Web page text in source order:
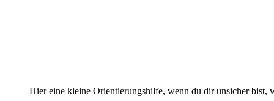
Hier eine kleine Orientierungshilfe, wenn du dir unsicher bist,